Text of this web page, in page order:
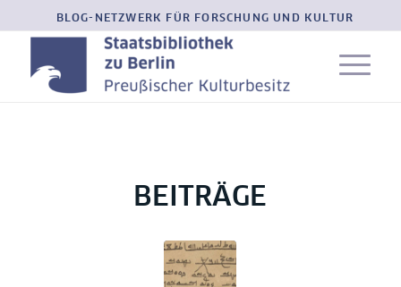
BLOG-NETZWERK FÜR FORSCHUNG UND KULTUR
BEITRÄGE